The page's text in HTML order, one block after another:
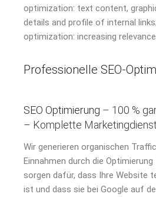
optimization: text content,
details and profile of internal
optimization: increasing
Professionelle SEO-
SEO Optimierung – 100 %
– Komplette
Wir generieren organischen
Einnahmen durch die
sorgen dafür, dass Ihre Website
ist und dass sie bei Google auf